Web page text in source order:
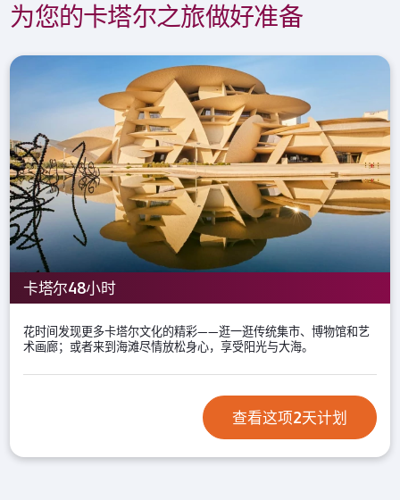
为您的卡塔尔之旅做好准备
卡塔尔48小时
花时间发现更多卡塔尔文化的精彩——逛一逛传统集市、博物馆和艺
术画廊；或者来到海滩尽情放松身心，享受阳光与大海。
查看这项2天计划